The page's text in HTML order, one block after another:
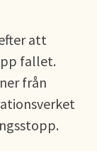
att
fallet.
från